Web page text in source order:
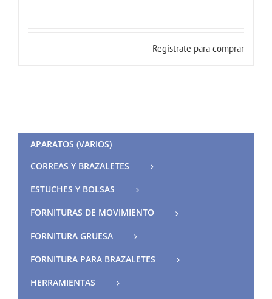
Registrate para comprar
APARATOS (VARIOS)
CORREAS Y BRAZALETES
ESTUCHES Y BOLSAS
FORNITURAS DE MOVIMIENTO
FORNITURA GRUESA
FORNITURA PARA BRAZALETES
HERRAMIENTAS